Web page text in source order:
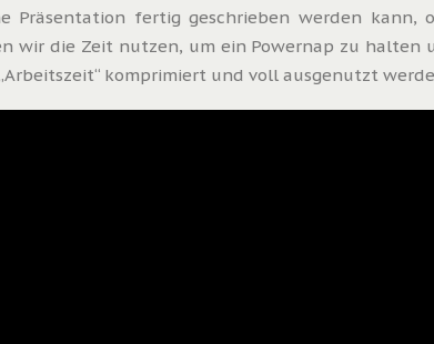
fertig geschrieben werden kann,
die Zeit nutzen, um ein Powernap zu halten
komprimiert und voll ausgenutzt